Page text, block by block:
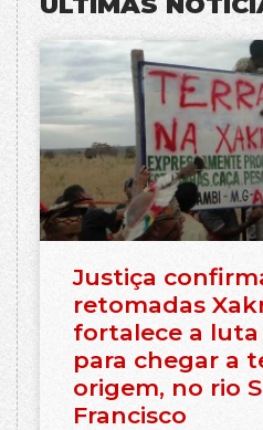
Justiça
retomadas
fortalece a
para chegar a
origem, no rio
Francisco